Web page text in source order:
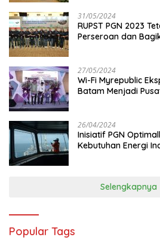
31/05/2024
RUPST PGN 2023
Perseroan dan
27/05/2024
Wi-Fi Myrepublic
Batam Menjadi
26/04/2024
Inisiatif PGN
Kebutuhan Energi
Selengkapnya
Popular Tags